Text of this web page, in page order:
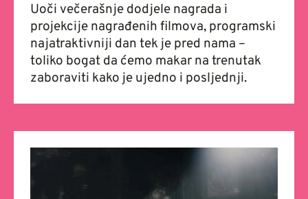
Uoči večerašnje dodjele nagrada i
projekcije nagrađenih filmova, programski
najatraktivniji dan tek je pred nama –
toliko bogat da ćemo makar na trenutak
zaboraviti kako je ujedno i posljednji.